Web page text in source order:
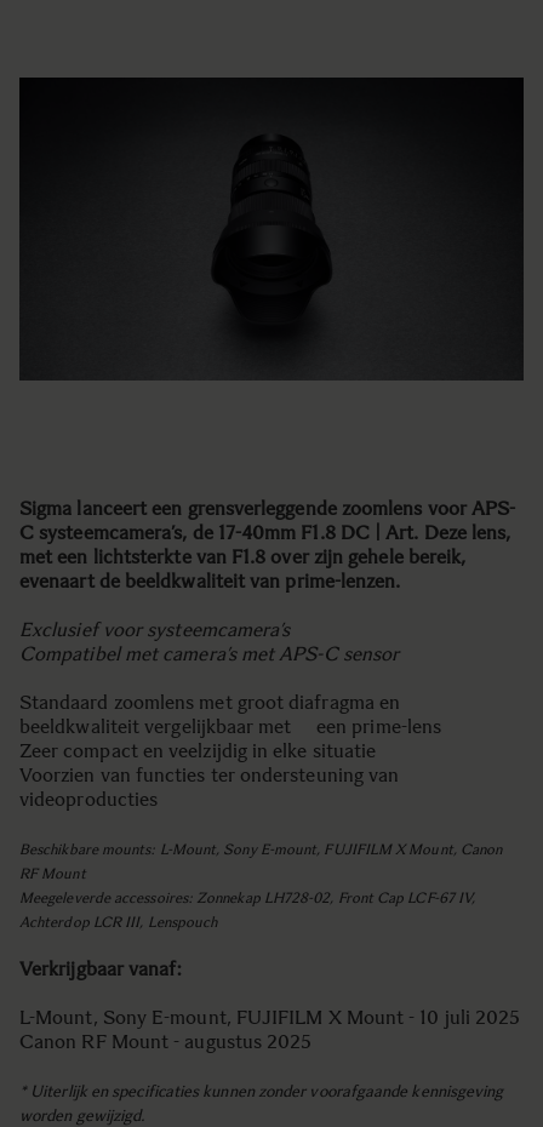
Sigma lanceert een grensverleggende zoomlens voor APS-
C systeemcamera’s, de 17-40mm F1.8 DC | Art. Deze lens,
met een lichtsterkte van F1.8 over zijn gehele bereik,
evenaart de beeldkwaliteit van prime-lenzen.
Exclusief voor systeemcamera’s
Compatibel met camera’s met APS-C sensor
Standaard zoomlens met groot diafragma en
beeldkwaliteit vergelijkbaar met een prime-lens
Zeer compact en veelzijdig in elke situatie
Voorzien van functies ter ondersteuning van
videoproducties
Beschikbare mounts: L-Mount, Sony E-mount, FUJIFILM X Mount, Canon
RF Mount
Meegeleverde accessoires: Zonnekap LH728-02, Front Cap LCF-67 IV,
Achterdop LCR III, Lenspouch
Verkrijgbaar vanaf:
L-Mount, Sony E-mount, FUJIFILM X Mount - 10 juli 2025
Canon RF Mount - augustus 2025
* Uiterlijk en specificaties kunnen zonder voorafgaande kennisgeving
worden gewijzigd.